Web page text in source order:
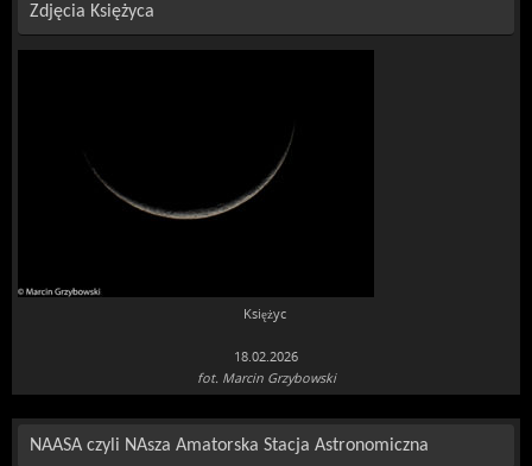
Zdjęcia Księżyca
Księżyc
18.02.2026
fot. Marcin Grzybowski
NAASA czyli NAsza Amatorska Stacja Astronomiczna